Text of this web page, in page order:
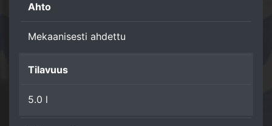
Ahto
Mekaanisesti ahdettu
Tilavuus
5.0 l